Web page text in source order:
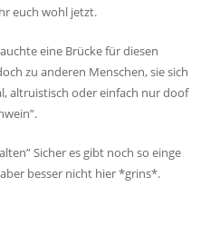
euch wohl jetzt.
eine Brücke für diesen
zu anderen Menschen, sie sich
altruistisch oder einfach nur doof
Sicher es gibt noch so einge
besser nicht hier *grins*.